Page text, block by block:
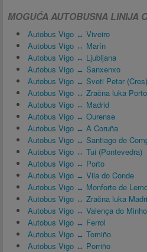
MOGUĆA AUTOBUSNA LINIJA
Autobus Vigo ↔ Viveiro
Autobus Vigo ↔ Marín
Autobus Vigo ↔ Ljubljana
Autobus Vigo ↔ Sanxenxo
Autobus Vigo ↔ Sveti Petar (Cres)
Autobus Vigo ↔ Zračna luka
Autobus Vigo ↔ Madrid
Autobus Vigo ↔ Ourense
Autobus Vigo ↔ A Coruña
Autobus Vigo ↔ Santiago de
Autobus Vigo ↔ Tui (Pontevedra)
Autobus Vigo ↔ Porto
Autobus Vigo ↔ Vila do Conde
Autobus Vigo ↔ Monforte de
Autobus Vigo ↔ Zračna luka
Autobus Vigo ↔ Valença do Minho
Autobus Vigo ↔ Ferrol
Autobus Vigo ↔ Tomiño
Autobus Vigo ↔ Porriño